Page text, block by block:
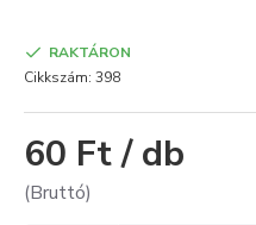
60 Ft / db
(Bruttó)
RAKTÁRON
Cikkszám: 398